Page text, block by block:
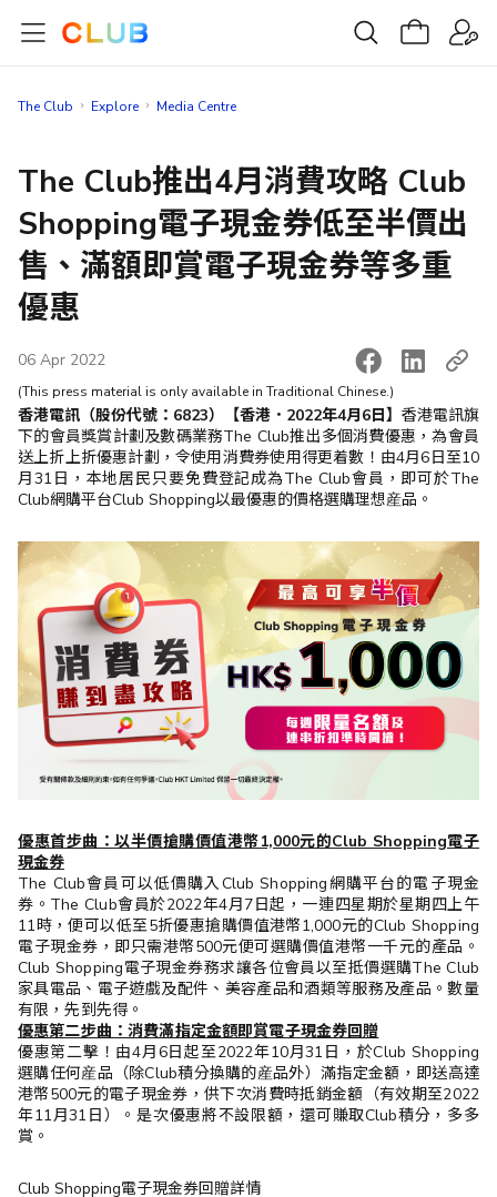
The Club Explore Media Centre
The Club推出4月消費攻略 Club
Shopping電子現金券低至半價出
售、滿額即賞電子現金券等多重
優惠
06 Apr 2022
(This press material is only available in Traditional Chinese.)
香港電訊（股份代號：6823）【香港．2022年4月6日】 香港電訊旗
下的會員獎賞計劃及數碼業務The Club推出多個消費優惠，為會員
送上折上折優惠計劃，令使用消費券使用得更着數！由4月6日至10
月31日，本地居民只要免費登記成為The Club會員，即可於The
Club網購平台Club Shopping以最優惠的價格選購理想産品。
優惠首步曲：以半價搶購價值港幣1,000元的Club Shopping電子
現金券
The Club會員可以低價購入Club Shopping網購平台的電子現金
券。The Club會員於2022年4月7日起，一連四星期於星期四上午
11時，便可以低至5折優惠搶購價值港幣1,000元的Club Shopping
電子現金券，即只需港幣500元便可選購價值港幣一千元的產品。
Club Shopping電子現金券務求讓各位會員以至抵價選購The Club
家具電品、電子遊戲及配件、美容產品和酒類等服務及產品。數量
有限，先到先得。
優惠第二步曲：消費滿指定金額即賞電子現金券回贈
優惠第二擊！由4月6日起至2022年10月31日，於Club Shopping
選購任何産品（除Club積分換購的産品外）滿指定金額，即送高達
港幣500元的電子現金券，供下次消費時抵銷金額（有效期至2022
年11月31日）。是次優惠將不設限額，還可賺取Club積分，多多
賞。
Club Shopping電子現金券回贈詳情